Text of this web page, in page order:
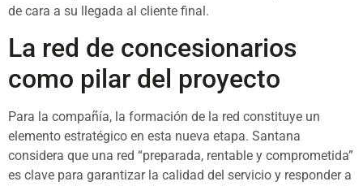
de cara a su llegada al cliente final.
La red de concesionarios
como pilar del proyecto
Para la compañía, la formación de la red constituye un
elemento estratégico en esta nueva etapa. Santana
considera que una red “preparada, rentable y comprometida”
es clave para garantizar la calidad del servicio y responder a